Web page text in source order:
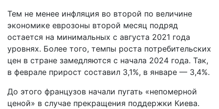
Тем не менее инфляция во второй по величине
экономике еврозоны второй месяц подряд
остается на минимальных с августа 2021 года
уровнях. Более того, темпы роста потребительских
цен в стране замедляются с начала 2024 года. Так,
в феврале прирост составил 3,1%, в январе — 3,4%.
До этого французов начали пугать «непомерной
ценой» в случае прекращения поддержки Киева.